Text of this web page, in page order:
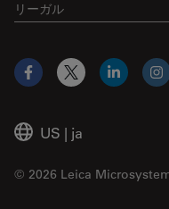
リーガル
US | ja
© 2026 Leica
Facebook
X LinkedIn